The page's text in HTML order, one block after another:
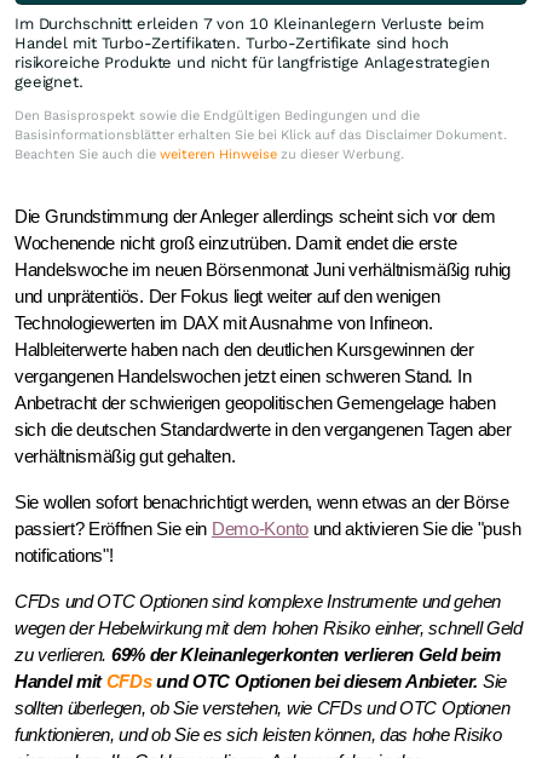
Im Durchschnitt erleiden 7 von 10 Kleinanlegern Verluste beim
Handel mit Turbo-Zertifikaten. Turbo-Zertifikate sind hoch
risikoreiche Produkte und nicht für langfristige Anlagestrategien
geeignet.
Den Basisprospekt sowie die Endgültigen Bedingungen und die
Basisinformationsblätter erhalten Sie bei Klick auf das Disclaimer Dokument.
Beachten Sie auch die weiteren Hinweise zu dieser Werbung.
Die Grundstimmung der Anleger allerdings scheint sich vor dem
Wochenende nicht groß einzutrüben. Damit endet die erste
Handelswoche im neuen Börsenmonat Juni verhältnismäßig ruhig
und unprätentiös. Der Fokus liegt weiter auf den wenigen
Technologiewerten im DAX mit Ausnahme von Infineon.
Halbleiterwerte haben nach den deutlichen Kursgewinnen der
vergangenen Handelswochen jetzt einen schweren Stand. In
Anbetracht der schwierigen geopolitischen Gemengelage haben
sich die deutschen Standardwerte in den vergangenen Tagen aber
verhältnismäßig gut gehalten.
Sie wollen sofort benachrichtigt werden, wenn etwas an der Börse
passiert? Eröffnen Sie ein Demo-Konto und aktivieren Sie die "push
notifications"!
CFDs und OTC Optionen sind komplexe Instrumente und gehen
wegen der Hebelwirkung mit dem hohen Risiko einher, schnell Geld
zu verlieren. 69% der Kleinanlegerkonten verlieren Geld beim
Handel mitCFDsund OTC Optionen bei diesem Anbieter. Sie
sollten überlegen, ob Sie verstehen, wie CFDs und OTC Optionen
funktionieren, und ob Sie es sich leisten können, das hohe Risiko